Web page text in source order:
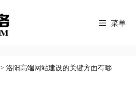
菜单
> 洛阳高端网站建设的关键方面有哪